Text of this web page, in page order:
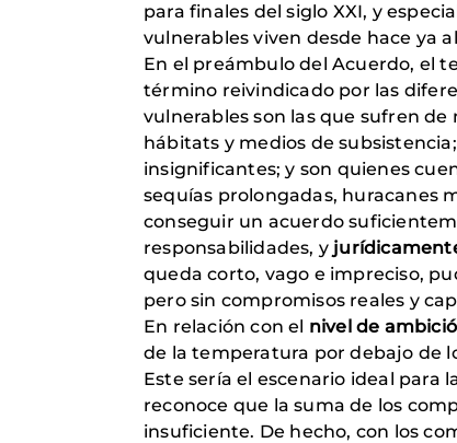
para finales del siglo XXI, y
vulnerables viven desde hace ya
En el preámbulo del Acuerdo, el
término reivindicado por las
vulnerables son las que sufren
hábitats y medios de
insignificantes; y son quienes
sequías prolongadas, huracanes
conseguir un acuerdo
responsabilidades, y
queda corto, vago e impreciso,
pero sin compromisos reales y
En relación con el nivel de
de la temperatura por debajo de
Este sería el escenario ideal para
reconoce que la suma de los
insuficiente. De hecho, con los